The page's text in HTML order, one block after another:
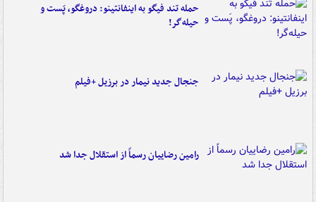
حمله تند فیگو به اینفانتینو: دروغگو، پَست‌ و
حیله‌گر!
جنجال جدید نیمار در برزیل +فیلم
رامین رضاییان رسماً از استقلال جدا شد